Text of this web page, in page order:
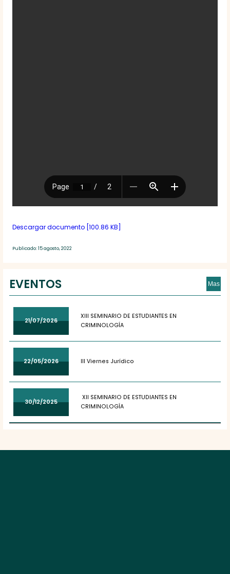
Descargar documento [100.86 KB]
Publicado: 15 agosto, 2022
EVENTOS Mas
21/07/2026
XIII SEMINARIO DE ESTUDIANTES EN
CRIMINOLOGÍA
22/05/2026 III Viernes Jurídico
30/12/2025
XII SEMINARIO DE ESTUDIANTES EN
CRIMINOLOGÍA